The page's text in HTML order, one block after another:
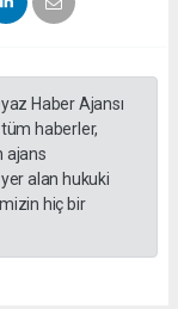
Haber Ajansı
haberler,
ajans
alan hukuki
hiç bir